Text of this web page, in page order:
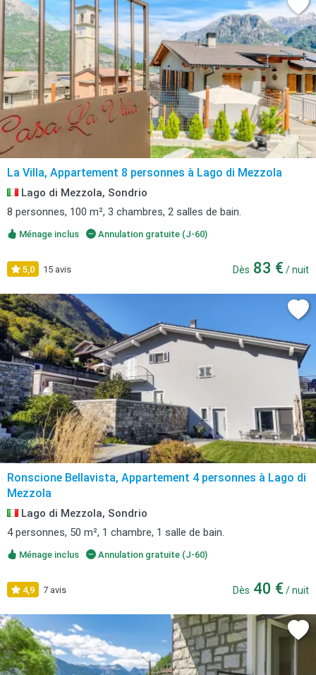
La Villa, Appartement 8 personnes à Lago di Mezzola
Lago di Mezzola, Sondrio
8 personnes, 100 m², 3 chambres, 2 salles de bain.
Ménage inclus Annulation gratuite (J-60)
5,0 15 avis Dès 83 € / nuit
Ronscione Bellavista, Appartement 4 personnes à Lago di
Mezzola
Lago di Mezzola, Sondrio
4 personnes, 50 m², 1 chambre, 1 salle de bain.
Ménage inclus Annulation gratuite (J-60)
4,9 7 avis Dès 40 € / nuit